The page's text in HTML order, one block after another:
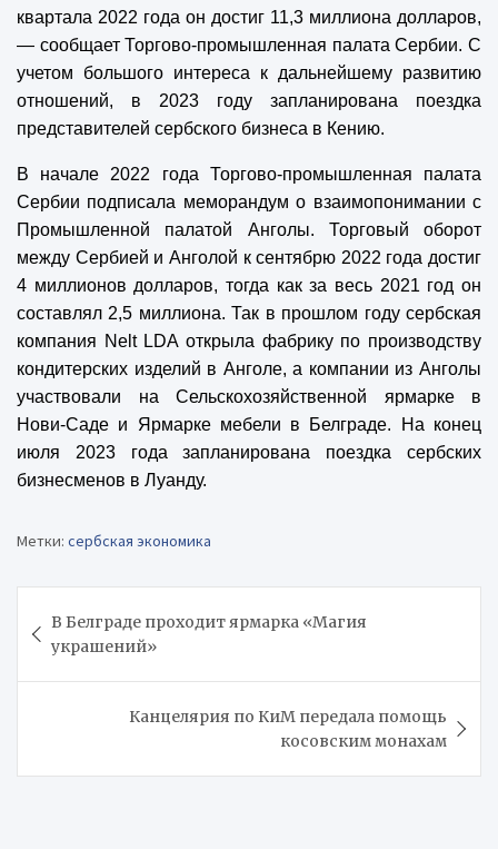
квартала 2022 года он достиг 11,3 миллиона долларов,
— сообщает Торгово-промышленная палата Сербии. С
учетом большого интереса к дальнейшему развитию
отношений, в 2023 году запланирована поездка
представителей сербского бизнеса в Кению.
В начале 2022 года Торгово-промышленная палата
Сербии подписала меморандум о взаимопонимании с
Промышленной палатой Анголы. Торговый оборот
между Сербией и Анголой к сентябрю 2022 года достиг
4 миллионов долларов, тогда как за весь 2021 год он
составлял 2,5 миллиона. Так в прошлом году сербская
компания Nelt LDA открыла фабрику по производству
кондитерских изделий в Анголе, а компании из Анголы
участвовали на Сельскохозяйственной ярмарке в
Нови-Саде и Ярмарке мебели в Белграде. На конец
июля 2023 года запланирована поездка сербских
бизнесменов в Луанду.
Метки: сербская экономика
по
записям
В Белграде проходит ярмарка «Магия
украшений»
Канцелярия по КиМ передала помощь
косовским монахам